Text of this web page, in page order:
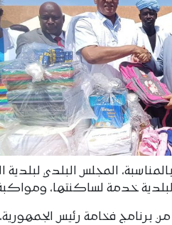
المجلس البلدي
خدمة لساكنتها،
برنامج فخامة رئيس